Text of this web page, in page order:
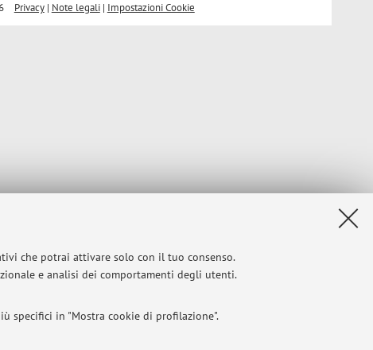
che potrai attivare solo con il tuo consenso.
e analisi dei comportamenti degli utenti.
specifici in "Mostra cookie di profilazione".
Privacy| Note legali| Impostazioni Cookie